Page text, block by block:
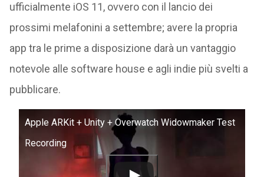
ufficialmente iOS 11, ovvero con il lancio dei
prossimi melafonini a settembre; avere la propria
app tra le prime a disposizione darà un vantaggio
notevole alle software house e agli indie più svelti a
pubblicare.
Apple ARKit + Unity + Overwatch Widowmaker Test
Recording